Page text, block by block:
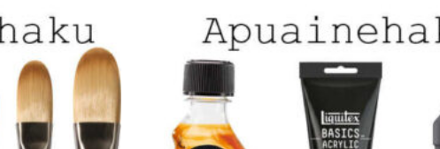
sivulla.
sivulla.